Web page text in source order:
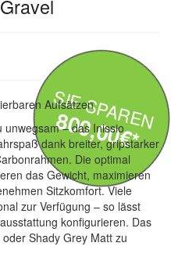
SIE SPAREN
800,00€*
Aufsätzen
– das Inissio
dank breiter, gripstarker
Die optimal
das Gewicht, maximieren
Sitzkomfort. Viele
zur Verfügung – so lässt
konfigurieren. Das
Shady Grey Matt zu